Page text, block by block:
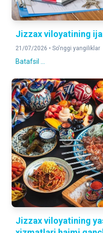
Jizzax viloyatining
21/07/2026 • So'nggi yangiliklar
Batafsil ...
Jizzax viloyatining